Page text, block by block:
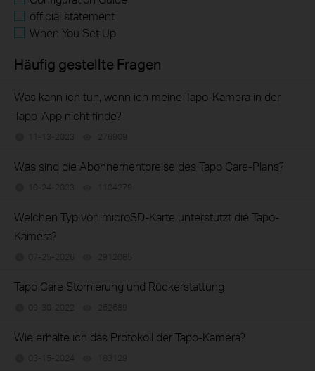
official statement
When You Set Up
Häufig gestellte Fragen
Was kann ich tun, wenn ich meine Tapo-Kamera in der
Tapo-App nicht finde?
11-13-2023 276909
Was sind die Abonnementpreise des Tapo Care-Plans?
10-24-2023 1104279
Welchen Typ von microSD-Karte unterstützt die Tapo-
Kamera?
07-25-2026 2912085
Tapo Care Stornierung und Rückerstattung
09-30-2022 262689
Wie erhalte ich das Protokoll der Tapo-Kamera?
03-15-2024 183129